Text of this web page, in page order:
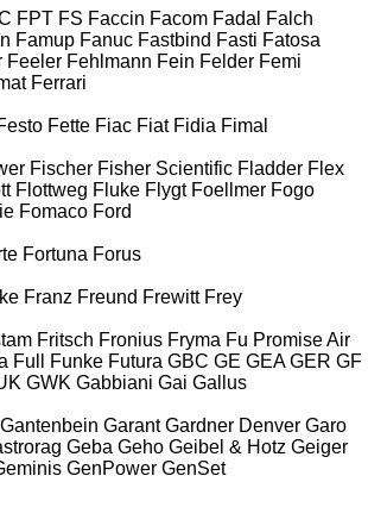
FPT FS Faccin Facom Fadal
Falch
Famup Fanuc Fastbind Fasti Fatosa
Feeler Fehlmann Fein Felder Femi
Ferrari
Fette Fiac Fiat Fidia Fimal
Fischer Fisher Scientific Fladder Flex
Flottweg Fluke Flygt Foellmer Fogo
Fomaco Ford
Fortuna Forus
Franz Freund Frewitt Frey
Fritsch Fronius Fryma Fu Promise Air
Full Funke Futura GBC GE GEA GER GF
GWK Gabbiani Gai Gallus
Gantenbein Garant Gardner Denver Garo
Geba Geho Geibel & Hotz Geiger
GenPower GenSet